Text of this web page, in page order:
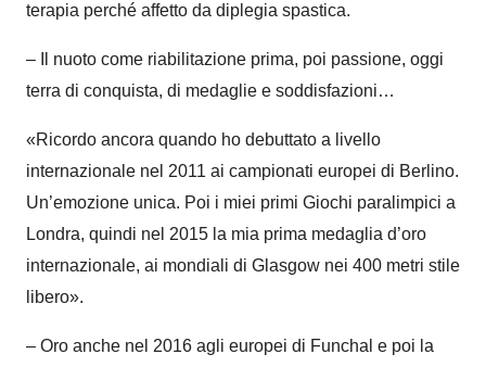
terapia perché affetto da diplegia spastica.
– Il nuoto come riabilitazione prima, poi passione, oggi
terra di conquista, di medaglie e soddisfazioni…
«Ricordo ancora quando ho debuttato a livello
internazionale nel 2011 ai campionati europei di Berlino.
Un’emozione unica. Poi i miei primi Giochi paralimpici a
Londra, quindi nel 2015 la mia prima medaglia d’oro
internazionale, ai mondiali di Glasgow nei 400 metri stile
libero».
– Oro anche nel 2016 agli europei di Funchal e poi la